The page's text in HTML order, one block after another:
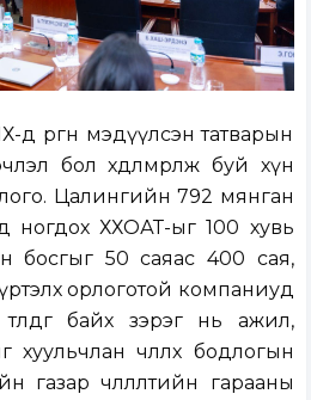
д өргөн мэдүүлсэн татварын
бол хөдөлмөрлөж буй хүн
Цалингийн 792 мянган
ногдох ХХОАТ-ыг 100 хувь
босгыг 50 саяас 400 сая,
орлоготой компаниуд
байх зэрэг нь ажил,
чөлөөлөх бодлогын
чөлөөлөлтийн гарааны